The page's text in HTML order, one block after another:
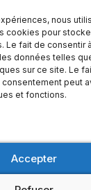
nous
cookies pour
Le fait de consentir
données telles
sur ce site. Le
peut
et fonctions.
Accepter
Orme, 22970